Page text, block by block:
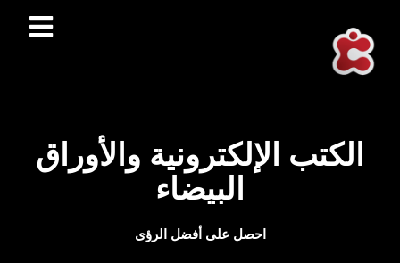
الكتب الإلكترونية والأوراق
البيضاء
احصل على أفضل الرؤى